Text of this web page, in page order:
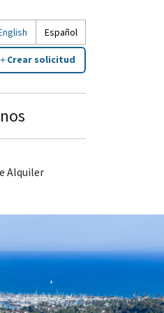
Español
Crear solicitud
Alquiler